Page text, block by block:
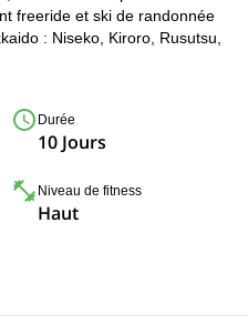
freeride et ski de randonnée
: Niseko, Kiroro, Rusutsu,
Durée
10 Jours
Niveau de fitness
Haut